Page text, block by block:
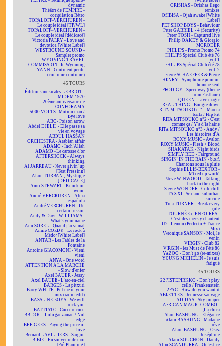
dynamic
Théâtre de l'EMPIRE -
compilation Rétro
TOPALOFF-VERCHUREN -
Le couple idéal [TP/WL]
TOPALOFF~VERCHUREN -
Le couple idéal [dédicacé]
Victoria PARRY - Love and
devotion [White Label]
WESTBOUND SOUND -
Sampler promo
WYOMING TRAVEL
COMMISSION - In Wyoming
YANN - Continent perdu
(continue continue)
45 TOURS
Éditions musicales LEBRIOT -
MIDEM 1970
20ème anniversaire de
CONFORAMA
5000 VOLTS - Motion man /
Bye love
ABC - Poison arrow
Abdel DJELIL - Elle passe sa
vie en voyage
ABDUL HASSAN
ORCHESTRA - Arabian affair
ADAMO - Inch'Allah
ADAMO - Le carosse d'or
AFTERSHOCK - Always
thinking
Al JARREAU - Never givin' up
[Test Pressing]
Alain TURBAN - Mystique
[DÉDICACÉ]
Amii STEWART - Knock on
wood
André VERCHUREN - Alma
española
André VERCHUREN - Un
certain frisson
Andy & David WILLIAMS -
What's your name
Ann SOREL - Quand j'ai si mal
Annie CORDY - Le rock à
Médor [White Label]
ANTAR - Les Fables de la
Fontaine
Antoine GIACOMONI - Vieni
vieni
ANYA - One word
ATTENTION À LA MARCHE
- Slow d'enfer
Axel BAUER - Jessy
Axel BAUER - L'arc-en-ciel
BARGES - La pitxuri
Barry WHITE - Put me in your
mix (radio edit)
BASSLINE BOYS - We will
rock you
BATTIATO - Cuccurucucu
BB DOC - Lolo ganzaman / Nul
edge
BEE GEES - Paying the price of
love
Bernard LAVILLIERS - Saïgon
BIBIE - En souvenir de moi
[Pré-Planning]
ORISHAS - Orishas llego
remixes
OSIBISA - Ojah awake [White
Label]
PET SHOP BOYS - Behaviour
Peter GABRIEL - 4 (Security)
Peter TOSH - Captured live
Philip OAKEY & Giorgio
MORODER
PHILIPS - Promo Promo 74
PHILIPS Spécial Club été 76
vol.1
PHILIPS Spécial Club été 78
vol. 2
Pierre SCHAEFFER & Pierre
HENRY - Symphonie pour un
homme seul
PRODIGY - Speedway (theme
from Fastlane)
QUEEN - Live magic
REAL THING - Boogie down
RITA MITSOUKO n°1 - Marcia
baila / Hip kit
RITA MITSOUKO n°2 - C'est
comme ça / Y'a d'la haine
RITA MITSOUKO n°3 - Andy /
Les histoires d'A
ROXY MUSIC - Avalon
ROXY MUSIC - Flesh + Blood
SHAKATAK - Night birds
SIMPLY RED - Fairground
SINGIN' IN THE RAIN - b.o.f.
Chantons sous la pluie
Sophie ELLIS-BEXTOR -
Mixed up world
Steve WINWOOD - Talking
back to the night
Stevie WONDER - Coldchill
TAXXI - Sex and suburban
suicide
Tina TURNER - Break every
rule
TOURNÉE d'ENFOIRÉS -
C'est des mecs y chantent
U2 - Lemon (Perfecto + Trance
Mix)
Véronique SANSON - Moi, le
venin
VIRGIN - Club 82
VIRGIN - les Must de l'été 86
YAZOO - Don't go (re-mixes)
YOUNG MICHELIN - Je suis
fatigué
45 TOURS
22 PISTEPIRKKO - Don't play
cello / Frankenstein
2PAC - How do you want it
ABLETTES - Jeunesse sauvage
ADIDAS - Sky jumper
AFRICAN MAGIC COMBO -
La chica
Alain BASHUNG - Élégance
Alain BASHUNG - Madame
rêve
Alain BASHUNG - Osez
Joséphine
Alain SOUCHON - Dandy
Alfio SCANDURRA - Qu'est-ce